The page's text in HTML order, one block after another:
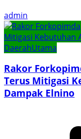
admin
DaerahUtama
Rakor
Terus Mitigasi
Dampak Elnino